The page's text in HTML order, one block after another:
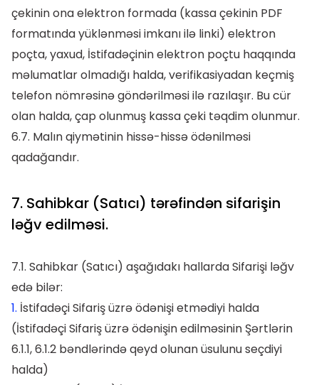
çekinin ona elektron formada (kassa çekinin PDF
formatında yüklənməsi imkanı ilə linki) elektron
poçta, yaxud, İstifadəçinin elektron poçtu haqqında
məlumatlar olmadığı halda, verifikasiyadan keçmiş
telefon nömrəsinə göndərilməsi ilə razılaşır. Bu cür
olan halda, çap olunmuş kassa çeki təqdim olunmur.
6.7. Malın qiymətinin hissə-hissə ödənilməsi
qadağandır.
7. Sahibkar (Satıcı) tərəfindən sifarişin
ləğv edilməsi.
7.1. Sahibkar (Satıcı) aşağıdakı hallarda Sifarişi ləğv
edə bilər:
1. İstifadəçi Sifariş üzrə ödənişi etmədiyi halda
(İstifadəçi Sifariş üzrə ödənişin edilməsinin Şərtlərin
6.1.1, 6.1.2 bəndlərində qeyd olunan üsulunu seçdiyi
halda)